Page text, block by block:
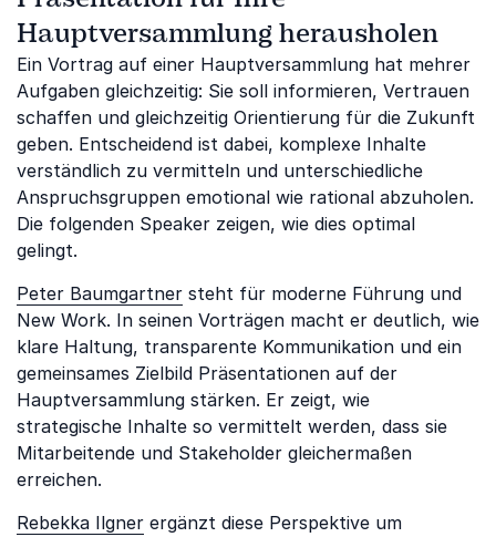
Hauptversammlung herausholen
Ein Vortrag auf einer Hauptversammlung hat mehrer
Aufgaben gleichzeitig: Sie soll informieren, Vertrauen
schaffen und gleichzeitig Orientierung für die Zukunft
geben. Entscheidend ist dabei, komplexe Inhalte
verständlich zu vermitteln und unterschiedliche
Anspruchsgruppen emotional wie rational abzuholen.
Die folgenden Speaker zeigen, wie dies optimal
gelingt.
Peter Baumgartner steht für moderne Führung und
New Work. In seinen Vorträgen macht er deutlich, wie
klare Haltung, transparente Kommunikation und ein
gemeinsames Zielbild Präsentationen auf der
Hauptversammlung stärken. Er zeigt, wie
strategische Inhalte so vermittelt werden, dass sie
Mitarbeitende und Stakeholder gleichermaßen
erreichen.
Rebekka Ilgner ergänzt diese Perspektive um